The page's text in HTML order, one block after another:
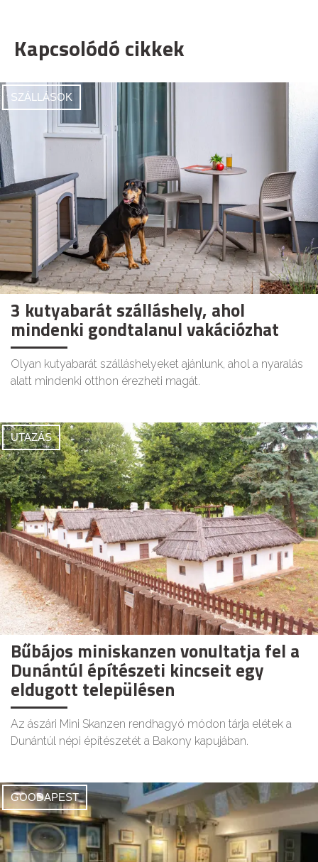
Kapcsolódó cikkek
SZÁLLÁSOK
3 kutyabarát szálláshely, ahol
mindenki gondtalanul vakációzhat
Olyan kutyabarát szálláshelyeket ajánlunk, ahol a nyaralás
alatt mindenki otthon érezheti magát.
UTAZÁS
Bűbájos miniskanzen vonultatja fel a
Dunántúl építészeti kincseit egy
eldugott településen
Az ászári Mini Skanzen rendhagyó módon tárja elétek a
Dunántúl népi építészetét a Bakony kapujában.
GOODAPEST